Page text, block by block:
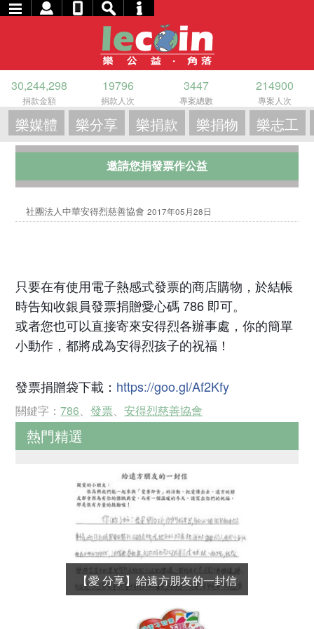
30,244,298
捐款金額
19796
捐款人次
3447
專案總數
214900
專案人次
樂媒體 樂分享 樂捐款 樂捐物 樂志工
邀請您捐發票作公益
社團法人中華安得烈慈善協會2017年05月28日
只要在有使用電子熱感式發票的商店購物，於結帳
時告知收銀員發票捐贈愛心碼 786 即可。
或者您也可以直接寄來安得烈各辦事處，你的簡單
小動作，都將成為安得烈孩子的祝福！
發票捐贈袋下載： https://goo.gl/Af2Kfy
關鍵字：786、發票、安得烈慈善協會
熱門精選
【愛 分享】給遠方朋友的一封信